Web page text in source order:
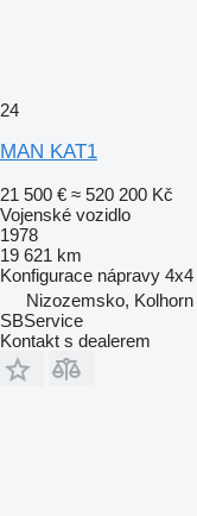
24
MAN KAT1
21 500 € ≈ 520 200 Kč
Vojenské vozidlo
1978
19 621 km
Konfigurace nápravy 4x4
Nizozemsko, Kolhorn
SBService
Kontakt s dealerem